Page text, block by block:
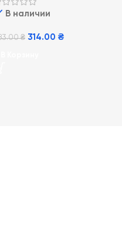
десен 75 мл
В наличии
₴ 314.00 ₴